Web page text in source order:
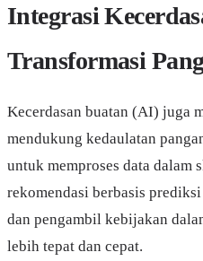
Integrasi
Transformasi
Kecerdasan buatan (AI) juga
mendukung kedaulatan
untuk memproses data dalam
rekomendasi berbasis
dan pengambil kebijakan
lebih tepat dan cepat.